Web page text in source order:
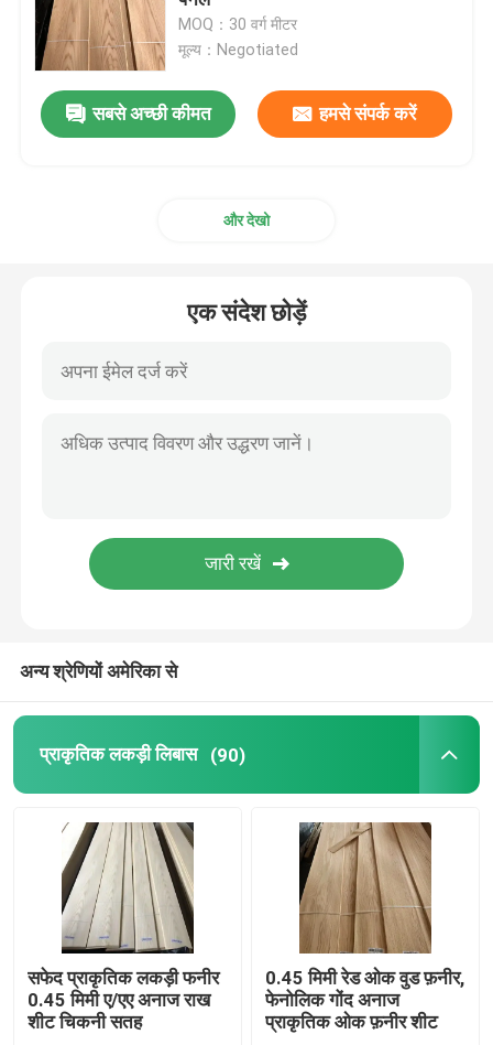
स्मोक्ड लिबास
इंजीनियर्ड वुड विनियर
MOQ：30 वर्ग मीटर
मूल्य：Negotiated
सबसे अच्छी कीमत हमसे संपर्क करें
और देखो
एक संदेश छोड़ें
अन्य श्रेणियों अमेरिका से
प्राकृतिक लकड़ी लिबास (90)
सफेद प्राकृतिक लकड़ी फनीर
0.45 मिमी ए/एए अनाज राख
शीट चिकनी सतह
0.45 मिमी रेड ओक वुड फ़नीर,
फेनोलिक गोंद अनाज
प्राकृतिक ओक फ़नीर शीट